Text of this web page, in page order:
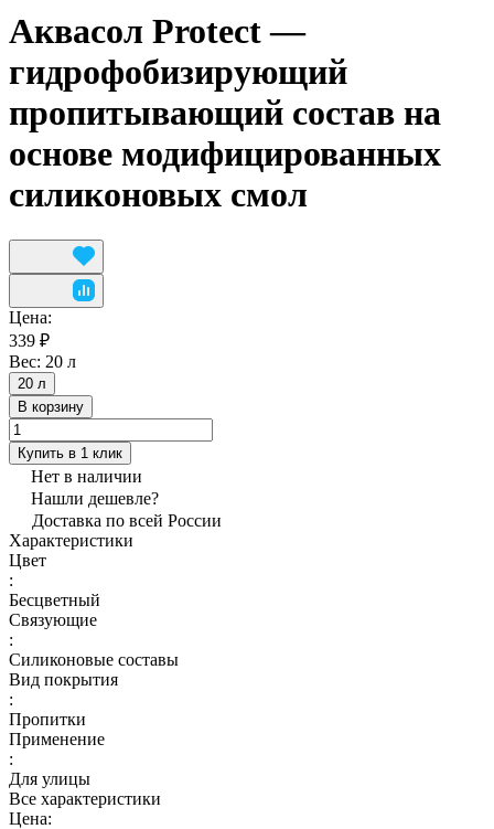
Аквасол Protect —
гидрофобизирующий
пропитывающий состав на
основе модифицированных
силиконовых смол
Цена:
339 ₽
Вес: 20 л
20 л
В корзину
Купить в 1 клик
Нет в наличии
Нашли дешевле?
Доставка по всей России
Характеристики
Цвет
:
Бесцветный
Связующие
:
Силиконовые составы
Вид покрытия
:
Пропитки
Применение
:
Для улицы
Все характеристики
Цена: